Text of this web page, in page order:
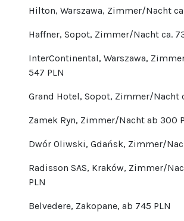
Hilton, Warszawa, Zimmer/Nacht
Haffner, Sopot, Zimmer/Nacht ca.
InterContinental, Warszawa,
547 PLN
Grand Hotel, Sopot, Zimmer/Nacht
Zamek Ryn, Zimmer/Nacht ab 300
Dwór Oliwski, Gdańsk, Zimmer/
Radisson SAS, Kraków, Zimmer/
PLN
Belvedere, Zakopane, ab 745 PLN